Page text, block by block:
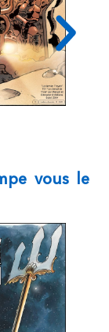
vous le